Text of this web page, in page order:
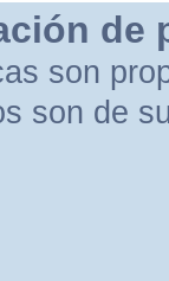
de
son
son de